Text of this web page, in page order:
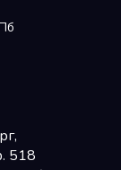
518